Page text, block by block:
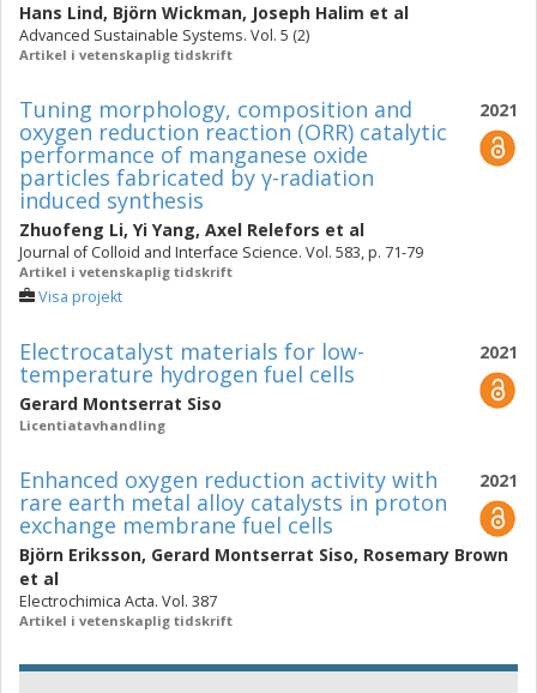
Hans Lind, Björn Wickman, Joseph Halim et al
Advanced Sustainable Systems. Vol. 5 (2)
Artikel i vetenskaplig tidskrift
2021
Tuning morphology, composition and
oxygen reduction reaction (ORR) catalytic
performance of manganese oxide
particles fabricated by γ-radiation
induced synthesis
Zhuofeng Li, Yi Yang, Axel Relefors et al
Journal of Colloid and Interface Science. Vol. 583, p. 71-79
Artikel i vetenskaplig tidskrift
Visa projekt
2021
Electrocatalyst materials for low-
temperature hydrogen fuel cells
Gerard Montserrat Siso
Licentiatavhandling
2021
Enhanced oxygen reduction activity with
rare earth metal alloy catalysts in proton
exchange membrane fuel cells
Björn Eriksson, Gerard Montserrat Siso, Rosemary Brown
et al
Electrochimica Acta. Vol. 387
Artikel i vetenskaplig tidskrift